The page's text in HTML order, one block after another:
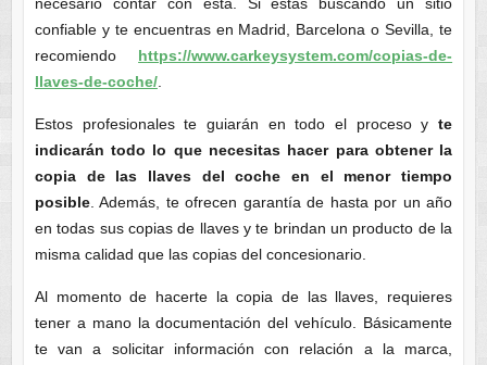
necesario contar con esta. Si estás buscando un sitio
confiable y te encuentras en Madrid, Barcelona o Sevilla, te
recomiendo https://www.carkeysystem.com/copias-de-
llaves-de-coche/.
Estos profesionales te guiarán en todo el proceso y te
indicarán todo lo que necesitas hacer para obtener la
copia de las llaves del coche en el menor tiempo
posible. Además, te ofrecen garantía de hasta por un año
en todas sus copias de llaves y te brindan un producto de la
misma calidad que las copias del concesionario.
Al momento de hacerte la copia de las llaves, requieres
tener a mano la documentación del vehículo. Básicamente
te van a solicitar información con relación a la marca,